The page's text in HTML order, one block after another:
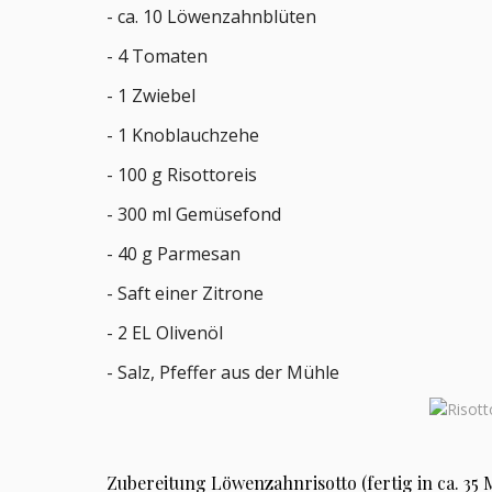
- ca. 10 Löwenzahnblüten
- 4 Tomaten
- 1 Zwiebel
- 1 Knoblauchzehe
- 100 g Risottoreis
- 300 ml Gemüsefond
- 40 g Parmesan
- Saft einer Zitrone
- 2 EL Olivenöl
- Salz, Pfeffer aus der Mühle
Zubereitung Löwenzahnrisotto (fertig in ca. 35